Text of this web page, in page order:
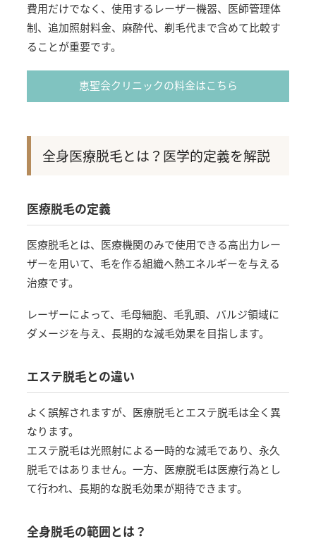
費用だけでなく、使用するレーザー機器、医師管理体
制、追加照射料金、麻酔代、剃毛代まで含めて比較す
ることが重要です。
恵聖会クリニックの料金はこちら
全身医療脱毛とは？医学的定義を解説
医療脱毛の定義
医療脱毛とは、医療機関のみで使用できる高出力レー
ザーを用いて、毛を作る組織へ熱エネルギーを与える
治療です。
レーザーによって、毛母細胞、毛乳頭、バルジ領域に
ダメージを与え、長期的な減毛効果を目指します。
エステ脱毛との違い
よく誤解されますが、医療脱毛とエステ脱毛は全く異
なります。
エステ脱毛は光照射による一時的な減毛であり、永久
脱毛ではありません。一方、医療脱毛は医療行為とし
て行われ、長期的な脱毛効果が期待できます。
全身脱毛の範囲とは？